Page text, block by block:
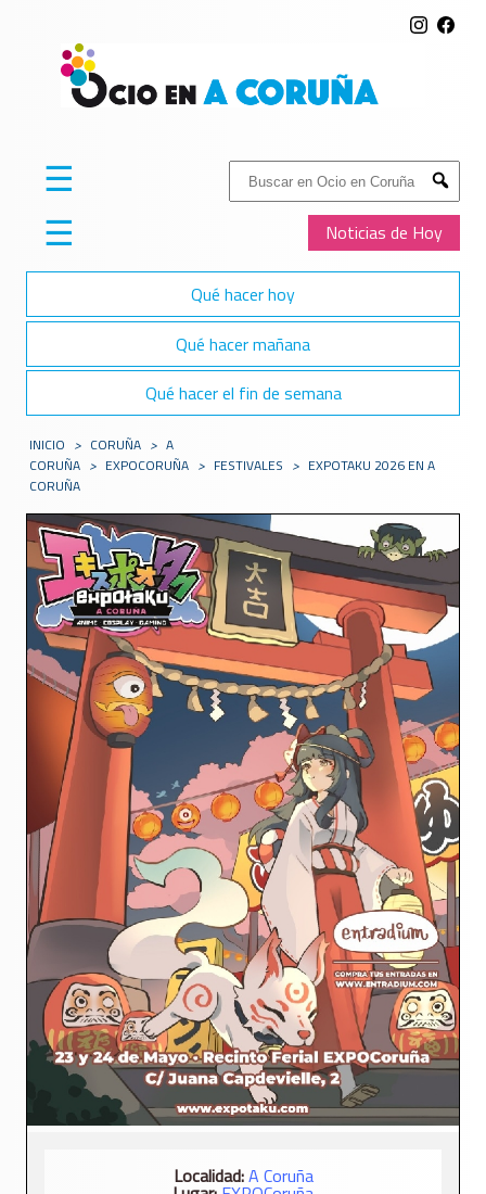
Buscar:
Submit
Noticias de Hoy
☰
☰
Qué hacer hoy
Qué hacer mañana
Qué hacer el fin de semana
INICIO > CORUÑA > A
CORUÑA > EXPOCORUÑA > FESTIVALES > EXPOTAKU 2026 EN A
CORUÑA
Localidad:A Coruña